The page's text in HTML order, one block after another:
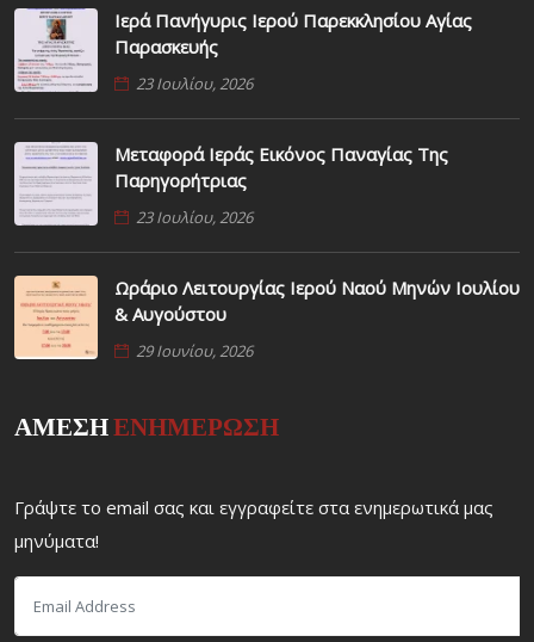
Ιερά Πανήγυρις Ιερού Παρεκκλησίου Αγίας
Παρασκευής
23 Ιουλίου, 2026
Μεταφορά Ιεράς Εικόνος Παναγίας Της
Παρηγορήτριας
23 Ιουλίου, 2026
Ωράριο Λειτουργίας Ιερού Ναού Μηνών Ιουλίου
& Αυγούστου
29 Ιουνίου, 2026
ΑΜΕΣΗΕΝΗΜΕΡΩΣΗ
Γράψτε το email σας και εγγραφείτε στα ενημερωτικά μας
μηνύματα!